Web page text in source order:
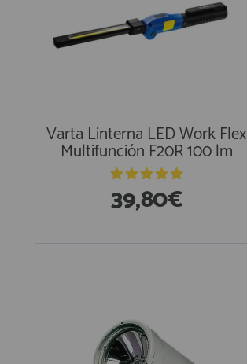
Varta Linterna LED Work Flex
Multifunción F20R 100 lm
39,80€